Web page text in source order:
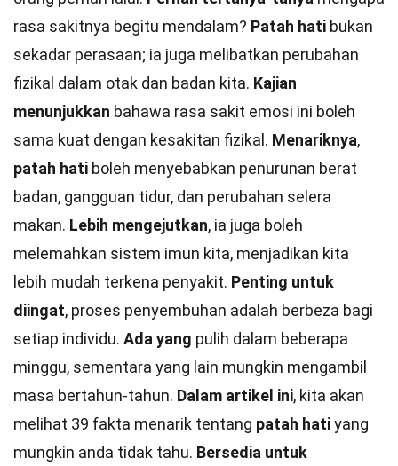
rasa sakitnya begitu mendalam? Patah hati bukan
sekadar perasaan; ia juga melibatkan perubahan
fizikal dalam otak dan badan kita. Kajian
menunjukkan bahawa rasa sakit emosi ini boleh
sama kuat dengan kesakitan fizikal. Menariknya,
patah hati boleh menyebabkan penurunan berat
badan, gangguan tidur, dan perubahan selera
makan. Lebih mengejutkan, ia juga boleh
melemahkan sistem imun kita, menjadikan kita
lebih mudah terkena penyakit. Penting untuk
diingat, proses penyembuhan adalah berbeza bagi
setiap individu. Ada yang pulih dalam beberapa
minggu, sementara yang lain mungkin mengambil
masa bertahun-tahun. Dalam artikel ini, kita akan
melihat 39 fakta menarik tentang patah hatiyang
mungkin anda tidak tahu. Bersedia untuk